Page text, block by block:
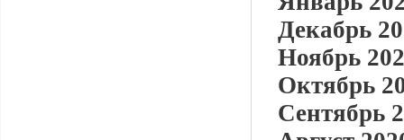
Декабрь
Ноябрь
Октябрь
Сентябрь